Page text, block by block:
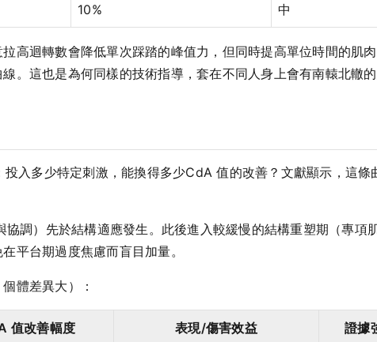
10% 中
高迴轉數會降低單次踩踏的峰值力，但同時提高單位時間的肌
。這也是為何同樣的技術指導，套在不同人身上會有南轅北轍的
入多少特定刺激，能換得多少CdA 值的改善？文獻顯示，這條
調）先於結構適應發生。此後進入較緩慢的結構重塑期（專項
平台期過度焦慮而盲目加量。
體差異大）：
值改善幅度 表現/傷害效益 證據